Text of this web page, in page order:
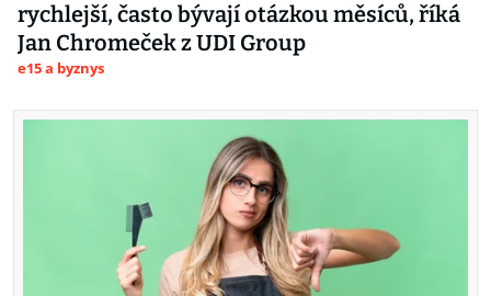
rychlejší, často bývají otázkou měsíců, říká
Jan Chromeček z UDI Group
e15 a byznys